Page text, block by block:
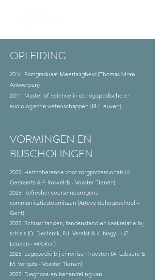
OPLEIDING
2016: Postgraduaat Meertaligheid (Thomas More
Antwerpen)
2011: Master of Science in de logopedische en
audiologische wetenschappen (KU Leuven)
VORMINGEN EN
BIJSCHOLINGEN
2025: Hartcoherentie voor zorgprofessionals (K.
Geeraerts & P. Rosvelds - Voxster Tienen)
2025: Refresher course neurogene
communicatiestoornissen (Arteveldehogeschool –
Gent)
2025: Schisis: tanden, tandenstand en kaakrelatie bij
schisis (D. Declerck, P.J. Verelst & K. Nagy - UZ
Leuven - webinar)
2025: Logopedie bij chronisch hoesten (A. Labaere &
M. Verguts - Voxster Tienen)
2025: Diagnose en behandeling van